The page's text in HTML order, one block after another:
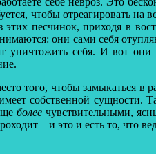
чтобы отреагировать
этих песчинок, приходя в
они сами себя
уничтожить себя. И вот
того, чтобы замыкаться в
собственной сущности.
болеечувствительными,
– и это и есть то, что